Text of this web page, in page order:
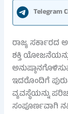
Telegram
ರಾಜ್ಯ ಸರ್ಕಾರದ
ಶಕ್ತಿ ಯೋಜನೆಯನ್ನು
ಇದರೊಂದಿಗೆ
ವ್ಯವಸ್ಥೆಯನ್ನು
ಸಂಪೂರ್ಣವಾಗಿ